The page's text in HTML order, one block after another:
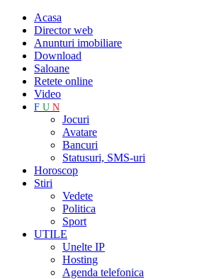
Acasa
Director web
Anunturi imobiliare
Download
Saloane
Retete online
Video
F U N
Jocuri
Avatare
Bancuri
Statusuri, SMS-uri
Horoscop
Stiri
Vedete
Politica
Sport
UTILE
Unelte IP
Hosting
Agenda telefonica